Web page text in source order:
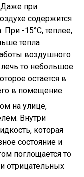
Даже при
содержится
При -15°С, теплее,
тепла
воздушного
то небольшое
остается в
в помещение.
на улице,
Внутри
которая
состояние и
поглощается то
отрицательных